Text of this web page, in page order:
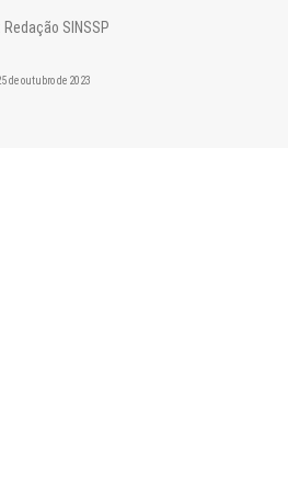
Redação SINSSP
de outubro de 2023